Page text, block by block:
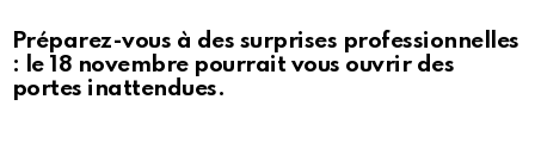
Préparez-vous à des surprises professionnelles
: le 18 novembre pourrait vous ouvrir des
portes inattendues.